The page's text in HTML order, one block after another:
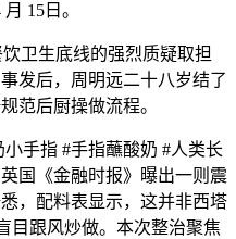
15日。
卫生底线的强烈质疑取担
发后，周明远二十八岁结了
范后厨操做流程。
手指 #手指蘸酸奶 #人类长
国《金融时报》曝出一则震
，配料表显示，这并非西塔
目跟风炒做。本次整治聚焦